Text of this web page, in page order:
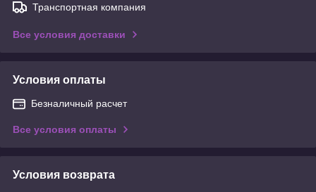
Транспортная компания
Все условия доставки
Условия оплаты
Безналичный расчет
Все условия оплаты
Условия возврата